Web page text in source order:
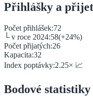
Přihlášky a
Počet přihlášek:72
└ v roce 2024:58(+24%)
Počet přijatých:26
Kapacita:32
Index poptávky:2.25× 📈
Bodové statistiky